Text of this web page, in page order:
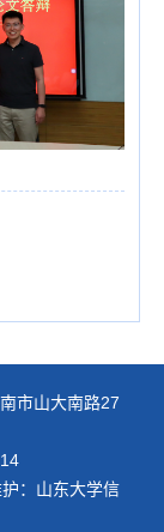
市山大南路27
：山东大学信